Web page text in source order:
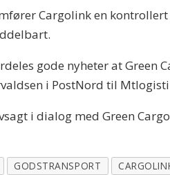
Cargolink en
gode nyheter at Green
i PostNord til
i dialog med Green
GODSTRANSPORT